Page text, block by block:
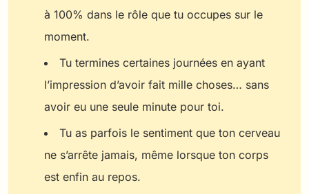
à 100% dans le rôle que tu occupes sur le
moment.
Tu termines certaines journées en ayant
l’impression d’avoir fait mille choses… sans
avoir eu une seule minute pour toi.
Tu as parfois le sentiment que ton cerveau
ne s’arrête jamais, même lorsque ton corps
est enfin au repos.